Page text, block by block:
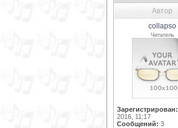
Автор
collapso
Читатель
Зарегистрирован:
2016, 11:17
Сообщений: 3